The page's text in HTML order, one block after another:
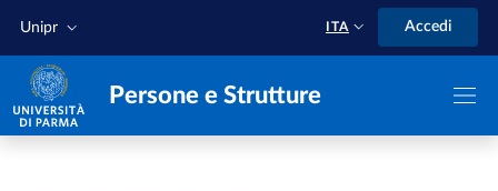
Unipr ITA Accedi
Persone e Strutture